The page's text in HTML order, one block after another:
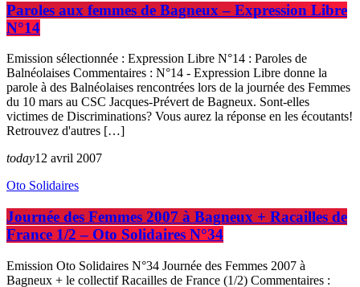
Paroles aux femmes de Bagneux – Expression Libre
N°14
Emission sélectionnée : Expression Libre N°14 : Paroles de
Balnéolaises Commentaires : N°14 - Expression Libre donne la
parole à des Balnéolaises rencontrées lors de la journée des Femmes
du 10 mars au CSC Jacques-Prévert de Bagneux. Sont-elles
victimes de Discriminations? Vous aurez la réponse en les écoutants!
Retrouvez d'autres […]
today12 avril 2007
Oto Solidaires
Journée des Femmes 2007 à Bagneux + Racailles de
France 1/2 – Oto Solidaires N°34
Emission Oto Solidaires N°34 Journée des Femmes 2007 à
Bagneux + le collectif Racailles de France (1/2) Commentaires :